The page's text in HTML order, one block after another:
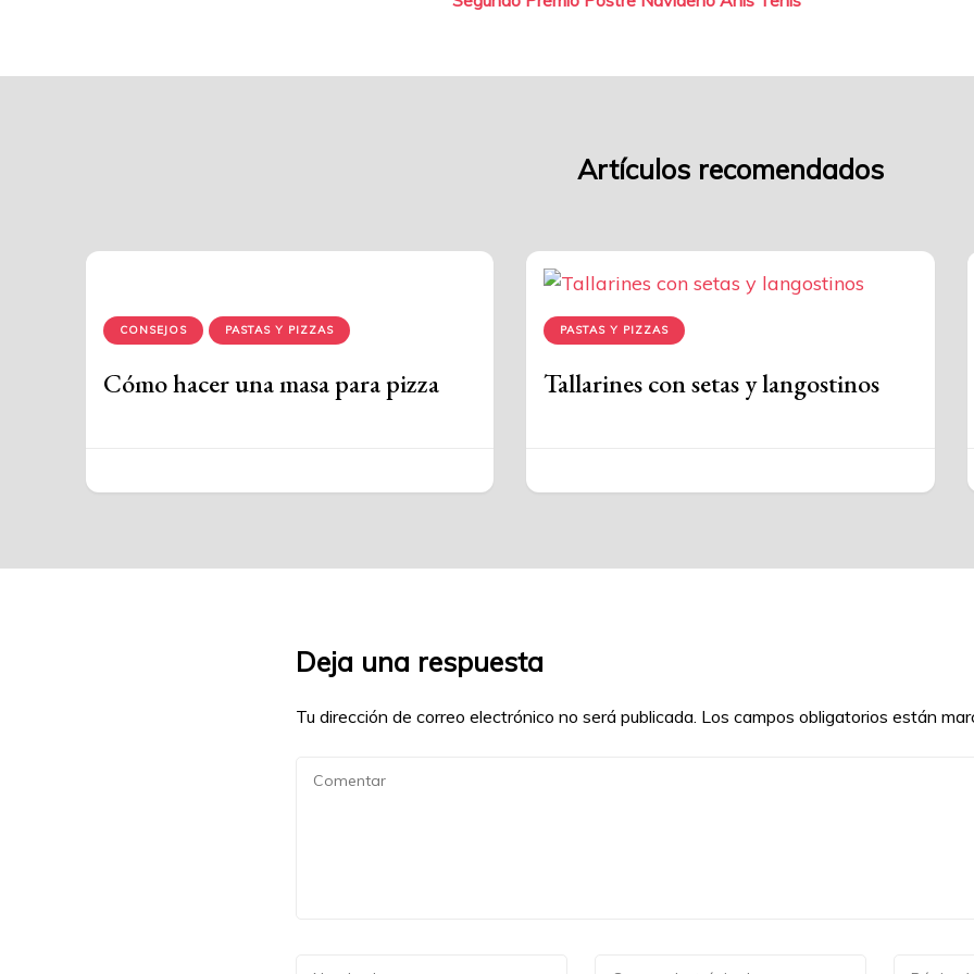
de
Artículos recomendados
CONSEJOS PASTAS Y PIZZAS
Cómo hacer una masa para pizza
PASTAS Y PIZZAS
Tallarines con setas y langostinos
Deja una respuesta
Tu dirección de correo electrónico no será publicada. Los campos obligatorios están